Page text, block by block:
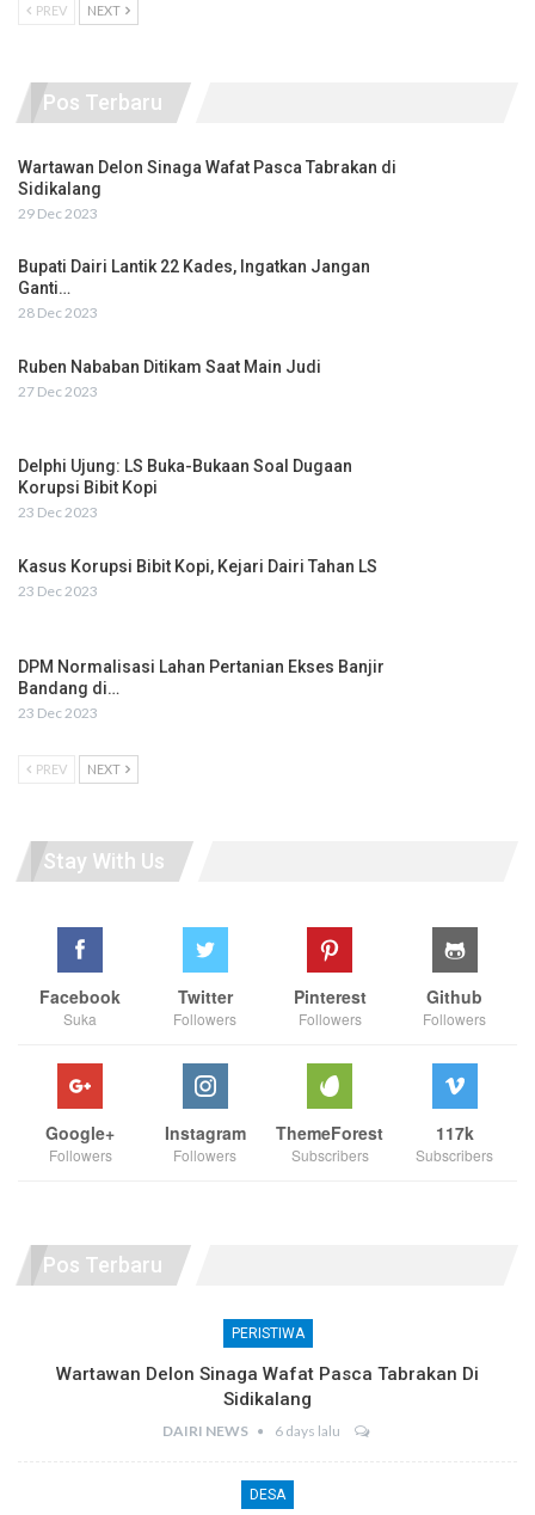
PREV NEXT
Pos Terbaru
Wartawan Delon Sinaga Wafat Pasca Tabrakan di
Sidikalang
29 Dec 2023
Bupati Dairi Lantik 22 Kades, Ingatkan Jangan
Ganti…
28 Dec 2023
Ruben Nababan Ditikam Saat Main Judi
27 Dec 2023
Delphi Ujung: LS Buka-Bukaan Soal Dugaan
Korupsi Bibit Kopi
23 Dec 2023
Kasus Korupsi Bibit Kopi, Kejari Dairi Tahan LS
23 Dec 2023
DPM Normalisasi Lahan Pertanian Ekses Banjir
Bandang di…
23 Dec 2023
PREV NEXT
Stay With Us
Facebook
Suka
Twitter
Followers
Pinterest
Followers
Github
Followers
Google+
Followers
Instagram
Followers
ThemeForest
Subscribers
117k
Subscribers
Pos Terbaru
PERISTIWA
Wartawan Delon Sinaga Wafat Pasca Tabrakan Di
Sidikalang
DAIRI NEWS 6 days lalu
DESA